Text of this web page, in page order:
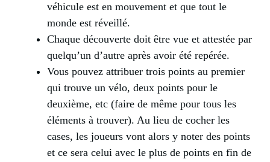
véhicule est en mouvement et que tout le
monde est réveillé.
Chaque découverte doit être vue et attestée par
quelqu’un d’autre après avoir été repérée.
Vous pouvez attribuer trois points au premier
qui trouve un vélo, deux points pour le
deuxième, etc (faire de même pour tous les
éléments à trouver). Au lieu de cocher les
cases, les joueurs vont alors y noter des points
et ce sera celui avec le plus de points en fin de